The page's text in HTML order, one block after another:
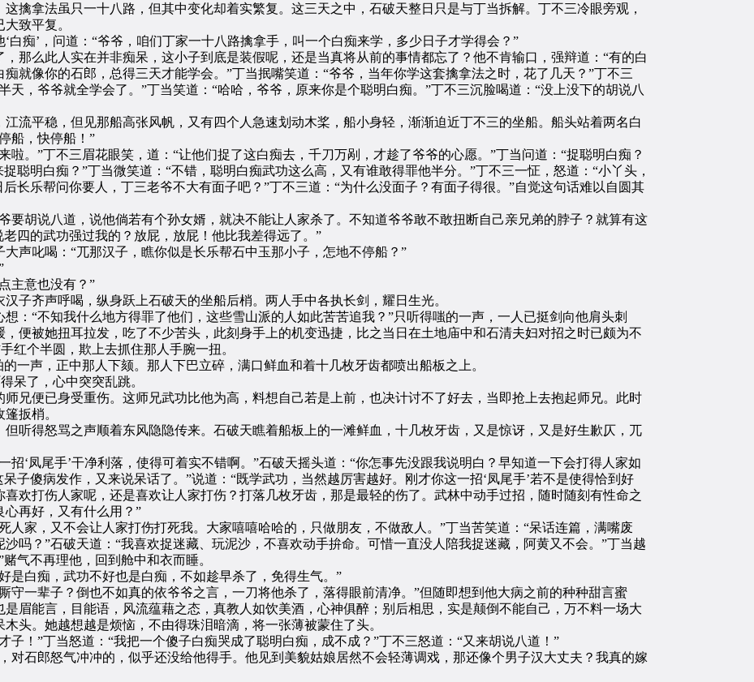
拿法虽只一十八路，但其中变化却着实繁复。这三天之中，石破天整日只是与丁当拆解。丁不三冷眼旁观，
致平复。
痴’，问道：“爷爷，咱们丁家一十八路擒拿手，叫一个白痴来学，多少日子才学得会？”
么此人实在并非痴呆，这小子到底是装假呢，还是当真将从前的事情都忘了？他不肯输口，强辩道：“有的白
就像你的石郎，总得三天才能学会。”丁当抿嘴笑道：“爷爷，当年你学这套擒拿法之时，花了几天？”丁不三
，爷爷就全学会了。”丁当笑道：“哈哈，爷爷，原来你是个聪明白痴。”丁不三沉脸喝道：“没上没下的胡说八
平稳，但见那船高张风帆，又有四个人急速划动木桨，船小身轻，渐渐迫近丁不三的坐船。船头站着两名白
船，快停船！”
”丁不三眉花眼笑，道：“让他们捉了这白痴去，千刀万剐，才趁了爷爷的心愿。”丁当问道：“捉聪明白痴？
聪明白痴？”丁当微笑道：“不错，聪明白痴武功这么高，又有谁敢得罪他半分。”丁不三一怔，怒道：“小丫头，
长乐帮问你要人，丁三老爷不大有面子吧？”丁不三道：“为什么没面子？有面子得很。”自觉这句话难以自圆其
胡说八道，说他倘若有个孙女婿，就决不能让人家杀了。不知道爷爷敢不敢扭断自己亲兄弟的脖子？就算有这
四的武功强过我的？放屁，放屁！他比我差得远了。”
叱喝：“兀那汉子，瞧你似是长乐帮石中玉那小子，怎地不停船？”
主意也没有？”
齐声呼喝，纵身跃上石破天的坐船后梢。两人手中各执长剑，耀日生光。
“不知我什么地方得罪了他们，这些雪山派的人如此苦苦追我？”只听得嗤的一声，一人已挺剑向他肩头刺
便被她扭耳拉发，吃了不少苦头，此刻身手上的机变迅捷，比之当日在土地庙中和石清夫妇对招之时已颇为不
红个半圆，欺上去抓住那人手腕一扭。
声，正中那人下颏。那人下巴立碎，满口鲜血和着十几枚牙齿都喷出船板之上。
了，心中突突乱跳。
便已身受重伤。这师兄武功比他为高，料想自己若是上前，也决计讨不了好去，当即抢上去抱起师兄。此时
扳梢。
得怒骂之声顺着东风隐隐传来。石破天瞧着船板上的一滩鲜血，十几枚牙齿，又是惊讶，又是好生歉仄，兀
凤尾手’干净利落，使得可着实不错啊。”石破天摇头道：“你怎事先没跟我说明白？早知道一下会打得人家如
子傻病发作，又来说呆话了。”说道：“既学武功，当然越厉害越好。刚才你这一招‘凤尾手’若不是使得恰到好
欢打伤人家呢，还是喜欢让人家打伤？打落几枚牙齿，那是最轻的伤了。武林中动手过招，随时随刻有性命之
再好，又有什么用？”
家，又不会让人家打伤打死我。大家嘻嘻哈哈的，只做朋友，不做敌人。”丁当苦笑道：“呆话连篇，满嘴废
吗？”石破天道：“我喜欢捉迷藏、玩泥沙，不喜欢动手拚命。可惜一直没人陪我捉迷藏，阿黄又不会。”丁当越
气不再理他，回到舱中和衣而睡。
白痴，武功不好也是白痴，不如趁早杀了，免得生气。”
一辈子？倒也不如真的依爷爷之言，一刀将他杀了，落得眼前清净。”但随即想到他大病之前的种种甜言蜜
眉能言，目能语，风流蕴藉之态，真教人如饮美酒，心神俱醉；别后相思，实是颠倒不能自己，万不料一场大
头。她越想越是烦恼，不由得珠泪暗滴，将一张薄被蒙住了头。
！”丁当怒道：“我把一个傻子白痴哭成了聪明白痴，成不成？”丁不三怒道：“又来胡说八道！”
石郎怒气冲冲的，似乎还没给他得手。他见到美貌姑娘居然不会轻薄调戏，那还像个男子汉大丈夫？我真的嫁